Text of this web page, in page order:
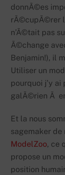
donnÃ©es
rÃ©cupÃ©rer
n’Ã©tait pas
Ã©change
Benjamin!), il
Utiliser un
pourquoi j’y
galÃ©rien Ã
Et la nous
sagemaker
ModelZoo, ce
propose un
position